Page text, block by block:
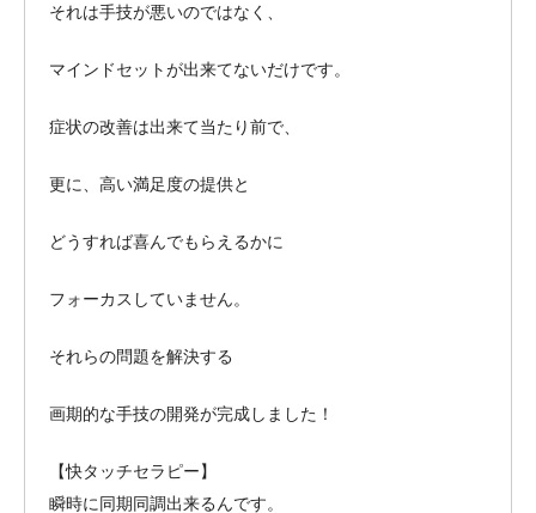
それは手技が悪いのではなく、
マインドセットが出来てないだけです。
症状の改善は出来て当たり前で、
更に、高い満足度の提供と
どうすれば喜んでもらえるかに
フォーカスしていません。
それらの問題を解決する
画期的な手技の開発が完成しました！
【快タッチセラピー】
瞬時に同期同調出来るんです。